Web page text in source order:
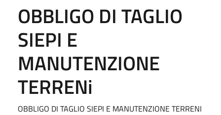
OBBLIGO DI TAGLIO
SIEPI E
MANUTENZIONE
TERRENi
OBBLIGO DI TAGLIO SIEPI E MANUTENZIONE TERRENI